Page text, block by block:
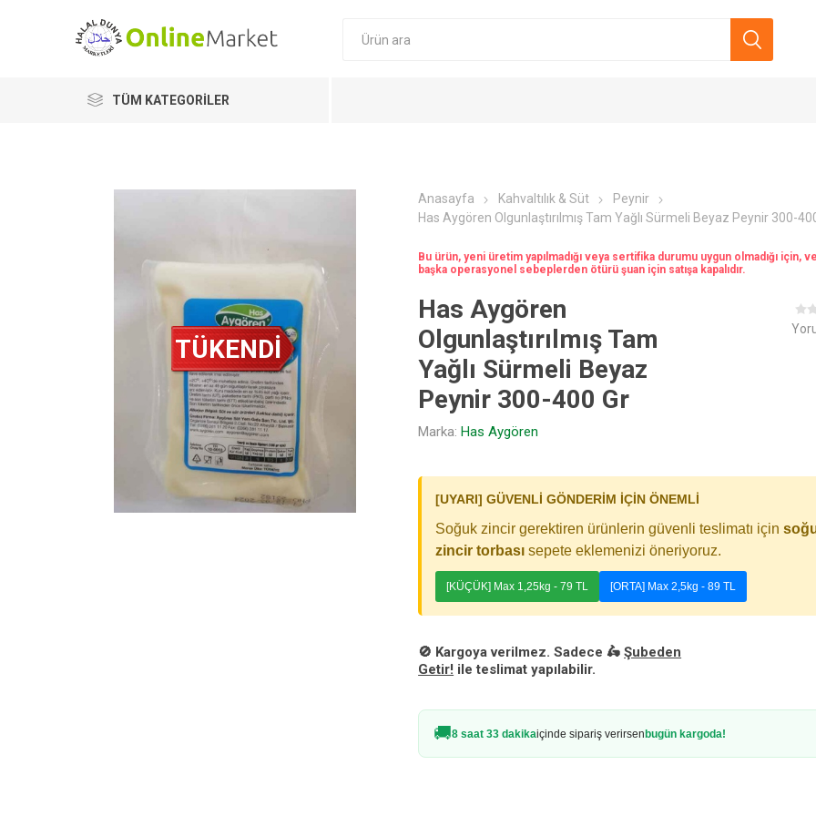
TÜM KATEGORILER
TÜKENDİ
Anasayfa Kahvaltılık & Süt
Peynir
Has Aygören Olgunlaştırılmış Tam Yağlı Sürmeli Beyaz Peynir 300-
Bu ürün, yeni üretim yapılmadığı veya sertifika durumu uygun olmadığı için,
başka operasyonel sebeplerden ötürü şuan için satışa kapalıdır.
Has Aygören
Olgunlaştırılmış Tam
Yağlı Sürmeli Beyaz
Peynir 300-400 Gr
Marka: Has Aygören
[UYARI] GÜVENLİ GÖNDERİM İÇİN ÖNEMLİ
Soğuk zincir gerektiren ürünlerin güvenli teslimatı için
zincir torbası sepete eklemenizi öneriyoruz.
[KÜÇÜK] Max 1,25kg - 79 TL [ORTA] Max 2,5kg - 89 TL
🚫 Kargoya verilmez. Sadece 🛵Şubeden
Getir! ile teslimat yapılabilir.
🚚8 saat 33 dakikaiçinde sipariş verirsenbugün kargoda!